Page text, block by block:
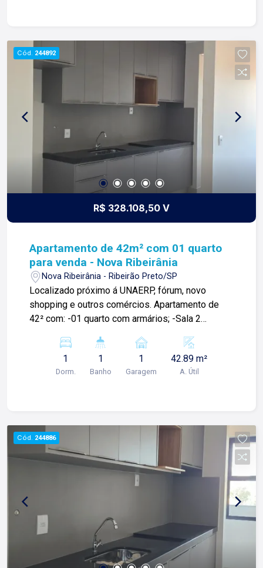
Cód. 244892
R$ 328.108,50 V
Apartamento de 42m² com 01 quarto
para venda - Nova Ribeirânia
Nova Ribeirânia - Ribeirão Preto/SP
Localizado próximo á UNAERP, fórum, novo
shopping e outros comércios. Apartamento de
42² com: -01 quarto com armários; -Sala 2
Cozinha; -Área de serviço; -Armário planejado
com móveis de alta qualidade; -01 vaga de
garagem; Para mais informações e agendamento
1
Dorm.
1
Banho
1
Garagem
42.89 m²
A. Útil
Cód. 244886